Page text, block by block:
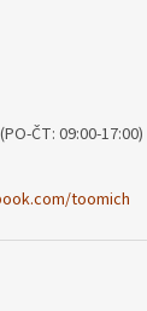
ČT: 09:00-17:00)
toomich